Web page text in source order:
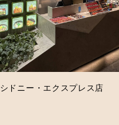
シドニー・エクスプレス店